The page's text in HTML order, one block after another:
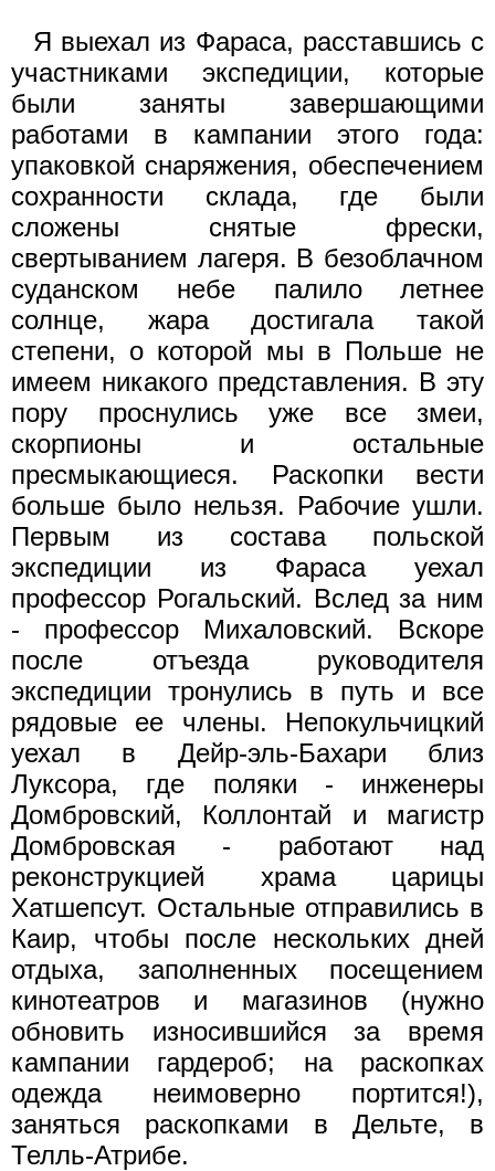
Я выехал из Фараса, расставшись с
участниками экспедиции, которые
были заняты завершающими
работами в кампании этого года:
упаковкой снаряжения, обеспечением
сохранности склада, где были
сложены снятые фрески,
свертыванием лагеря. В безоблачном
суданском небе палило летнее
солнце, жара достигала такой
степени, о которой мы в Польше не
имеем никакого представления. В эту
пору проснулись уже все змеи,
скорпионы и остальные
пресмыкающиеся. Раскопки вести
больше было нельзя. Рабочие ушли.
Первым из состава польской
экспедиции из Фараса уехал
профессор Рогальский. Вслед за ним
- профессор Михаловский. Вскоре
после отъезда руководителя
экспедиции тронулись в путь и все
рядовые ее члены. Непокульчицкий
уехал в Дейр-эль-Бахари близ
Луксора, где поляки - инженеры
Домбровский, Коллонтай и магистр
Домбровская - работают над
реконструкцией храма царицы
Хатшепсут. Остальные отправились в
Каир, чтобы после нескольких дней
отдыха, заполненных посещением
кинотеатров и магазинов (нужно
обновить износившийся за время
кампании гардероб; на раскопках
одежда неимоверно портится!),
заняться раскопками в Дельте, в
Телль-Атрибе.